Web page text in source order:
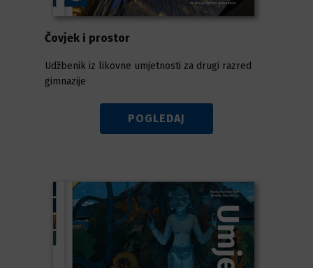
Čovjek i prostor
Udžbenik iz likovne umjetnosti za drugi razred
gimnazije
POGLEDAJ